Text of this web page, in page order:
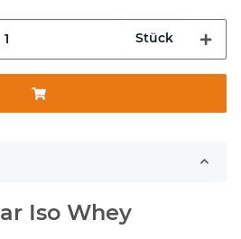
Stück
Iso Whey